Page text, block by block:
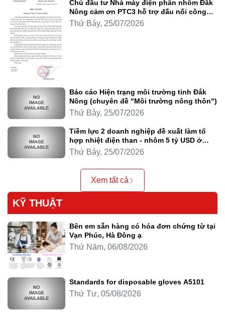
Chủ đầu tư Nhà máy điện phân nhôm Đắk
Nông cảm ơn PTC3 hỗ trợ đấu nối công
trình
Thứ Bảy, 25/07/2026
Báo cáo Hiện trạng môi trường tỉnh Đắk
Nông (chuyên đề "Môi trường nông thôn")
Thứ Bảy, 25/07/2026
Tiềm lực 2 doanh nghiệp đề xuất làm tổ
hợp nhiệt điện than - nhôm 5 tỷ USD ở
Lâm Đồng
Thứ Bảy, 25/07/2026
Xem tất cả
KỸ THUẬT
Bên em sẵn hàng có hóa đơn chứng từ tại
Vạn Phúc, Hà Đông ạ
Thứ Năm, 06/08/2026
Standards for disposable gloves A5101
Thứ Tư, 05/08/2026